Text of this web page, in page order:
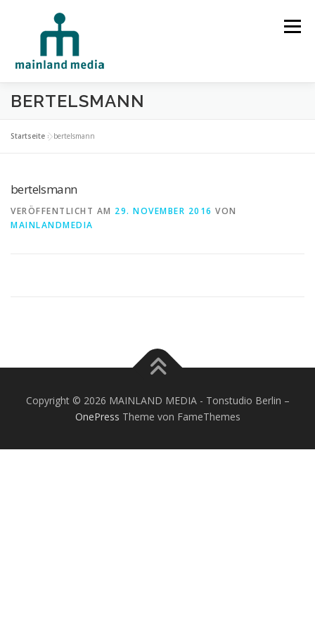
Menü
HOME STUDIO LEISTUNGEN
BERTELSMANN
Startseite »bertelsmann
bertelsmann
VERÖFFENTLICHT AM 29. NOVEMBER 2016 VON
MAINLANDMEDIA
Copyright © 2026 MAINLAND MEDIA - Tonstudio Berlin –
OnePress Theme von FameThemes